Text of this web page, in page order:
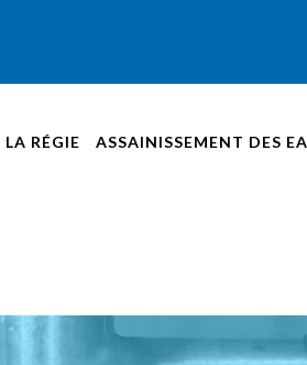
LA RÉGIE ASSAINISSEMENT DES